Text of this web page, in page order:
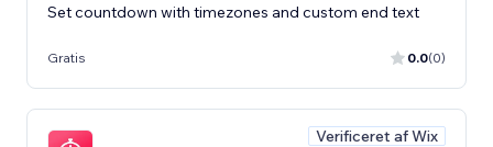
Set countdown with timezones and custom end text
Gratis 0.0(0)
Verificeret af Wix